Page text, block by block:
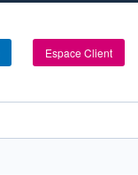
Espace Client